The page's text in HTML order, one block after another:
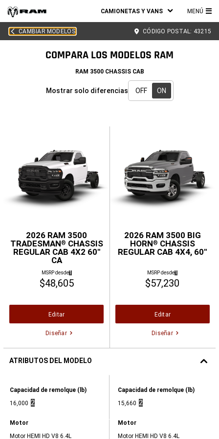
CAMIONETAS Y VANS MENÚ
CAMBIAR MODELOS CÓDIGO POSTAL: 43215
COMPARA LOS MODELOS RAM
RAM 3500 CHASSIS CAB
Mostrar solo diferencias
Mostrar
solo
OFF ON
2026 RAM 3500
TRADESMAN® CHASSIS
REGULAR CAB 4X2 60"
CA
MSRP desde(
Divulgación
1)
$48,605
Editar
Diseñar
2026 RAM 3500 BIG
HORN® CHASSIS
REGULAR CAB 4X4, 60"
MSRP desde(
Divulgación
1 )
$57,230
Editar
Diseñar
ATRIBUTOS DEL MODELO
3500
TRADESMAN®
CHASSIS
CAB
4X2
60"
Atributos
modelo,
remolque
Capacidad de remolque (lb)
16,000 (
Divulgación
2
Atributos
modelo,
remolque
Capacidad de remolque (lb)
15,660 (
Divulgación
2)
Atributos
modelo,
Motor
Motor HEMI HD V8 6.4L
Atributos
modelo,
Motor
Motor HEMI HD V8 6.4L